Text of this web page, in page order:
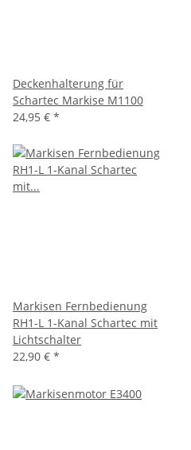
Deckenhalterung für
Schartec Markise M1100
24,95 € *
Markisen Fernbedienung
RH1-L 1-Kanal Schartec mit
Lichtschalter
22,90 € *